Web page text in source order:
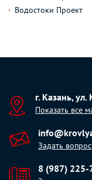
Водостоки Проект
г. Казань,
Показать все
Задать вопрос
8 (987)